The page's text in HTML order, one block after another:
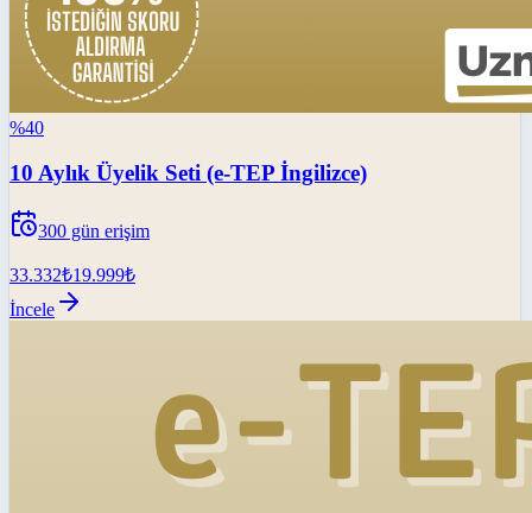
%40
10 Aylık Üyelik Seti (e-TEP İngilizce)
300 gün erişim
33.332₺19.999₺
İncele